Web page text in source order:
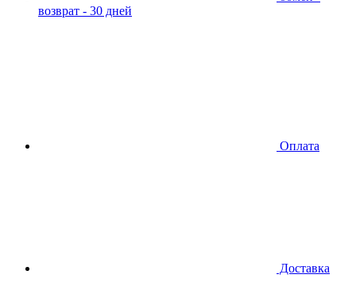
возврат - 30 дней
Оплата
Доставка